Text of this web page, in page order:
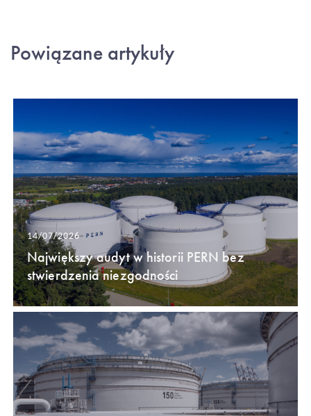
Powiązane artykuły
14/07/2026
Największy audyt w historii PERN bez
stwierdzenia niezgodności